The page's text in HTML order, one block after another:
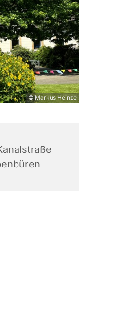
© Markus Heinze